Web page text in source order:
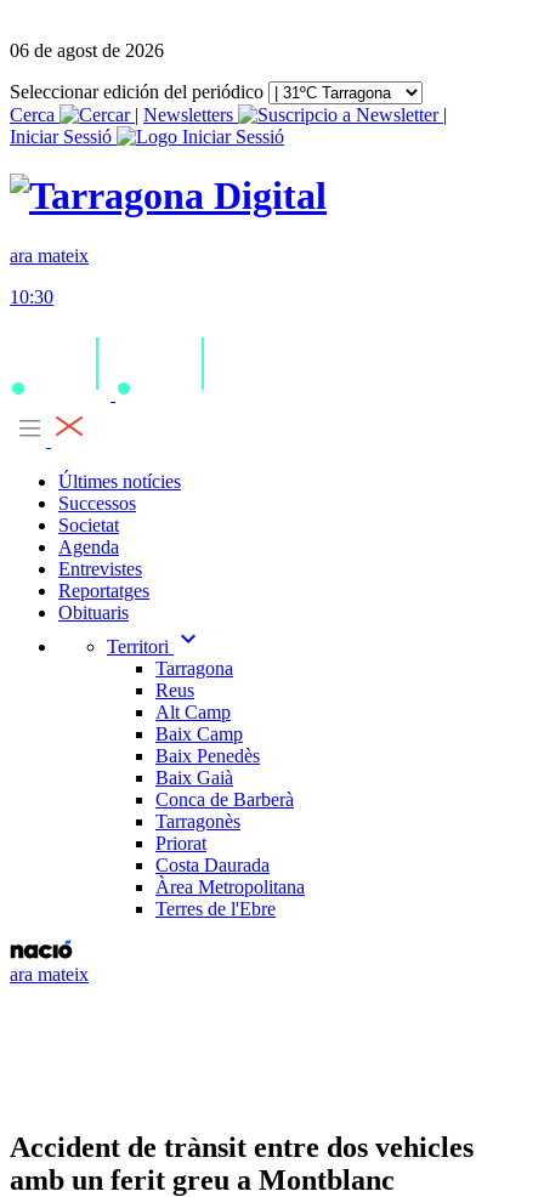
06 de agost de 2026
Seleccionar edición del periódico
Cerca
| Newsletters
|
Iniciar Sessió
ara mateix
10:30
Últimes notícies
Successos
Societat
Agenda
Entrevistes
Reportatges
Obituaris
Territori
expand_more
Tarragona
Reus
Alt Camp
Baix Camp
Baix Penedès
Baix Gaià
Conca de Barberà
Tarragonès
Priorat
Costa Daurada
Àrea Metropolitana
Terres de l'Ebre
ara mateix
Accident de trànsit entre dos vehicles
amb un ferit greu a Montblanc